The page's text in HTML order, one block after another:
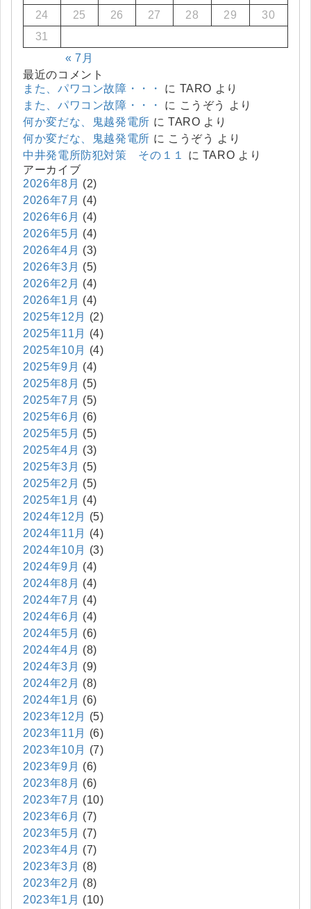
« 7月
24
25 26 27 28 29
30
31
最近のコメント
また、パワコン故障・・・
に TARO より
また、パワコン故障・・・
に こうぞう
より
何か変だな、鬼越発電所 に TARO より
何か変だな、鬼越発電所 に こうぞう
より
中井発電所防犯対策 その１１
に TARO より
アーカイブ
2026年8月 (2)
2026年7月 (4)
2026年6月 (4)
2026年5月 (4)
2026年4月 (3)
2026年3月 (5)
2026年2月 (4)
2026年1月 (4)
2025年12月
(2)
2025年11月
(4)
2025年10月
(4)
2025年9月 (4)
2025年8月 (5)
2025年7月 (5)
2025年6月 (6)
2025年5月 (5)
2025年4月 (3)
2025年3月 (5)
2025年2月 (5)
2025年1月 (4)
2024年12月
(5)
2024年11月
(4)
2024年10月
(3)
2024年9月 (4)
2024年8月 (4)
2024年7月 (4)
2024年6月 (4)
2024年5月 (6)
2024年4月 (8)
2024年3月 (9)
2024年2月 (8)
2024年1月 (6)
2023年12月
(5)
2023年11月
(6)
2023年10月
(7)
2023年9月 (6)
2023年8月 (6)
2023年7月 (10)
2023年6月 (7)
2023年5月 (7)
2023年4月 (7)
2023年3月 (8)
2023年2月 (8)
2023年1月 (10)